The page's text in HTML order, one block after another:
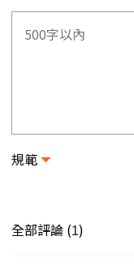
規範
全部評論 (1)